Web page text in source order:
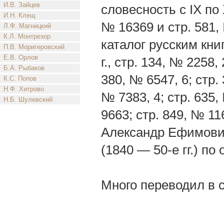
И.В. Зайцев
И.Н. Клещ
Л.Ф. Магницкий
К.Л. Монтрезор
П.В. Моригеровский
Е.В. Орлов
Б.А. Рыбаков
К.С. Попов
Н.Ф. Хитрово
Н.Б. Шулевский
словесность с IX
№ 16369 и стр.
каталог русским
г., стр. 134, №
380, № 6547, 6; стр.
№ 7383, 4; стр.
9663; стр. 849, №
Александр
(1840 — 50-е гг.) по
Много переводил в